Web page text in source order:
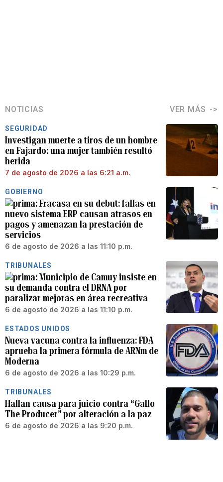
NOTICIAS VER MÁS
SEGURIDAD
Investigan muerte a tiros de un hombre
en Fajardo: una mujer también resultó
herida
7 de agosto de 2026 a las 6:21 a.m.
GOBIERNO
Fracasa en su debut: fallas en
nuevo sistema ERP causan atrasos en
pagos y amenazan la prestación de
servicios
6 de agosto de 2026 a las 11:10 p.m.
TRIBUNALES
Municipio de Camuy insiste en
su demanda contra el DRNA por
paralizar mejoras en área recreativa
6 de agosto de 2026 a las 11:10 p.m.
ESTADOS UNIDOS
Nueva vacuna contra la influenza: FDA
aprueba la primera fórmula de ARNm de
Moderna
6 de agosto de 2026 a las 10:29 p.m.
TRIBUNALES
Hallan causa para juicio contra “Gallo
The Producer” por alteración a la paz
6 de agosto de 2026 a las 9:20 p.m.